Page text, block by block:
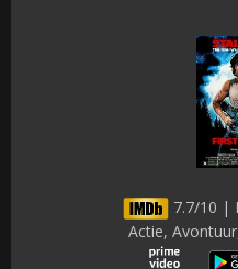
7.7/10 |
Actie,